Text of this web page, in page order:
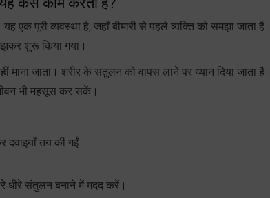
पूरी व्यवस्था है, जहाँ बीमारी से पहले व्यक्ति को समझा जाता है।
शुरू किया गया।
जाता। शरीर के संतुलन को वापस लाने पर ध्यान दिया जाता है।
भी महसूस कर सकें।
दवाइयाँ तय की गईं।
धीरे संतुलन बनाने में मदद करें।